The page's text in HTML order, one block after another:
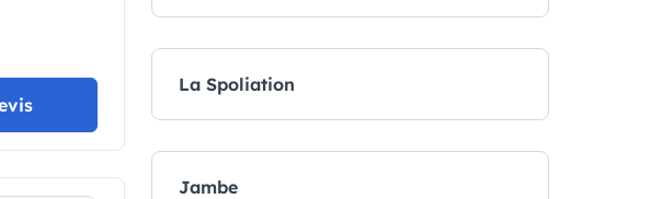
La Spoliation
Jambe